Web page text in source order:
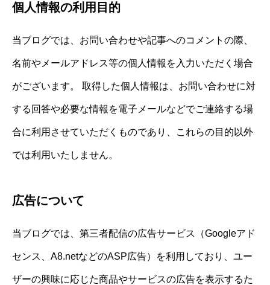
個人情報の利用目的
当ブログでは、お問い合わせや記事へのコメントの際、
名前やメールアドレス等の個人情報を入力いただく場合
がございます。 取得した個人情報は、お問い合わせに対
する回答や必要な情報を電子メールなどでご連絡する場
合に利用させていただくものであり、これらの目的以外
では利用いたしません。
広告について
当ブログでは、第三者配信の広告サービス（Googleアド
センス、A8.netなどのASP広告）を利用しており、ユー
ザーの興味に応じた商品やサービスの広告を表示するた